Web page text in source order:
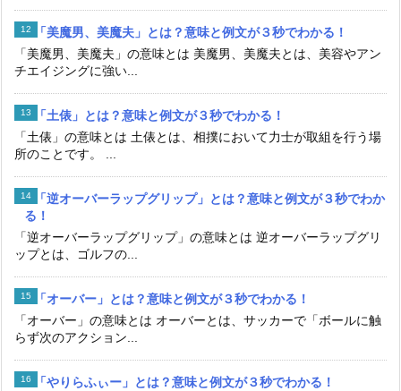
「美魔男、美魔夫」とは？意味と例文が３秒でわかる！
「美魔男、美魔夫」の意味とは 美魔男、美魔夫とは、美容やアン
チエイジングに強い...
「土俵」とは？意味と例文が３秒でわかる！
「土俵」の意味とは 土俵とは、相撲において力士が取組を行う場
所のことです。 ...
「逆オーバーラップグリップ」とは？意味と例文が３秒でわか
る！
「逆オーバーラップグリップ」の意味とは 逆オーバーラップグリ
ップとは、ゴルフの...
「オーバー」とは？意味と例文が３秒でわかる！
「オーバー」の意味とは オーバーとは、サッカーで「ボールに触
らず次のアクション...
「やりらふぃー」とは？意味と例文が３秒でわかる！